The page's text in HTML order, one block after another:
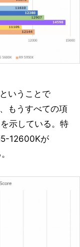
いうことで
もうすべての項
示している。特
12600Kが